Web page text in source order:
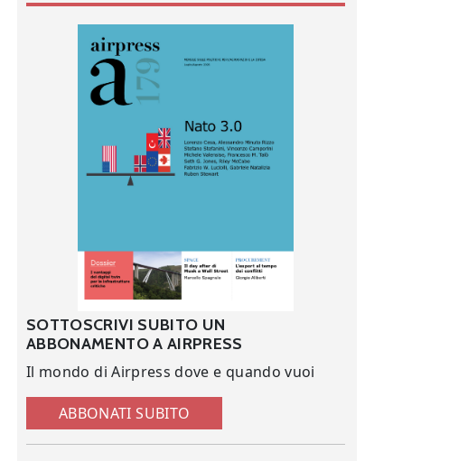
SOTTOSCRIVI SUBITO UN
ABBONAMENTO A AIRPRESS
Il mondo di Airpress dove e quando vuoi
ABBONATI SUBITO